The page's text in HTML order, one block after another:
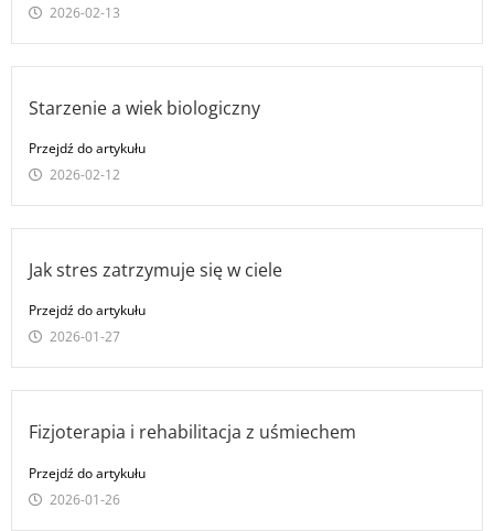
2026-02-13
Starzenie a wiek biologiczny
Przejdź do artykułu
2026-02-12
Jak stres zatrzymuje się w ciele
Przejdź do artykułu
2026-01-27
Fizjoterapia i rehabilitacja z uśmiechem
Przejdź do artykułu
2026-01-26